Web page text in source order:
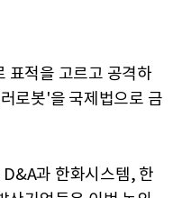
표적을 고르고 공격하
로봇'을 국제법으로 금
과 한화시스템, 한